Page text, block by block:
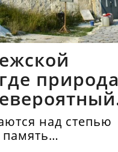
природа
над степью